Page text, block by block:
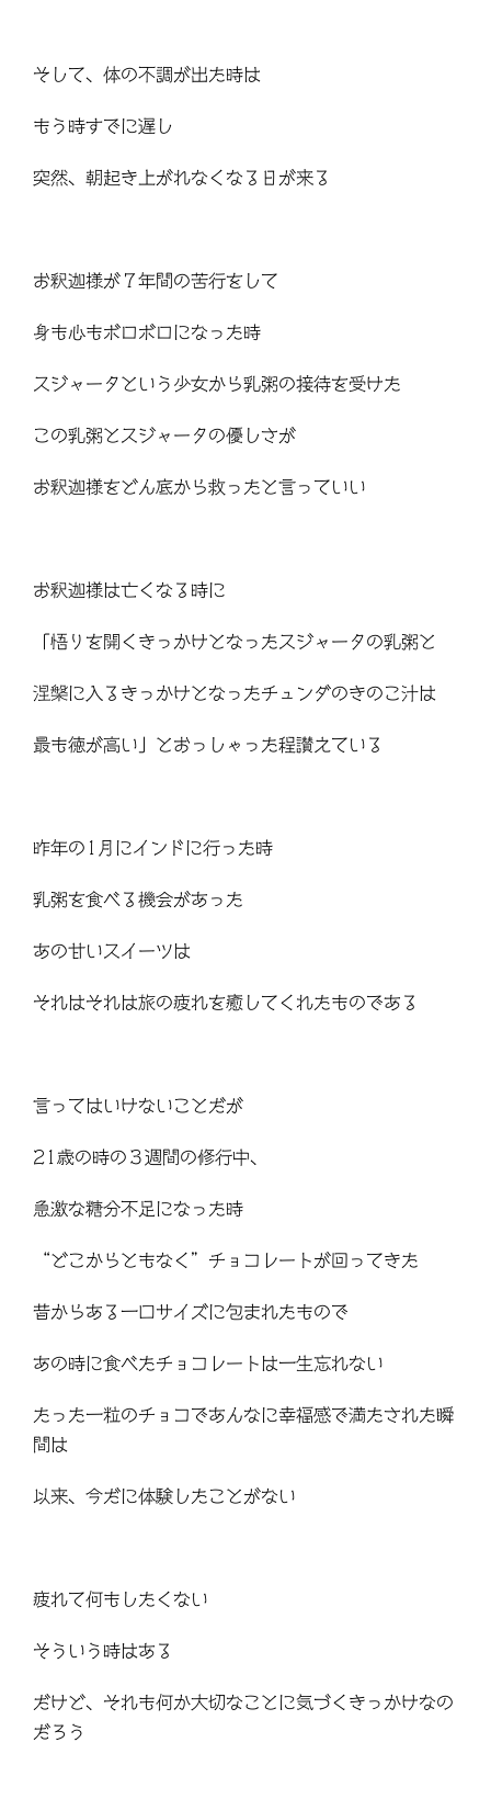
そして、体の不調が出た時は
もう時すでに遅し
突然、朝起き上がれなくなる日が来る
お釈迦様が７年間の苦行をして
身も心もボロボロになった時
スジャータという少女から乳粥の接待を受けた
この乳粥とスジャータの優しさが
お釈迦様をどん底から救ったと言っていい
お釈迦様は亡くなる時に
「悟りを開くきっかけとなったスジャータの乳粥と
涅槃に入るきっかけとなったチュンダのきのこ汁は
最も徳が高い」とおっしゃった程讃えている
昨年の1月にインドに行った時
乳粥を食べる機会があった
あの甘いスイーツは
それはそれは旅の疲れを癒してくれたものである
言ってはいけないことだが
21歳の時の３週間の修行中、
急激な糖分不足になった時
“どこからともなく”チョコレートが回ってきた
昔からある一口サイズに包まれたもので
あの時に食べたチョコレートは一生忘れない
たった一粒のチョコであんなに幸福感で満たされた瞬
間は
以来、今だに体験したことがない
疲れて何もしたくない
そういう時はある
だけど、それも何か大切なことに気づくきっかけなの
だろう